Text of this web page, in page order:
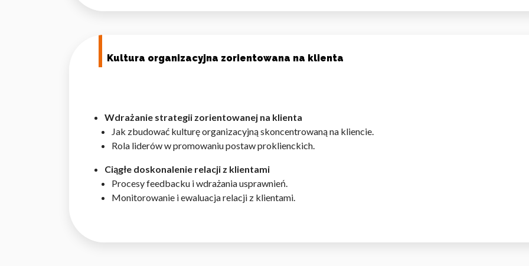
Kultura organizacyjna zorientowana na klienta
Wdrażanie strategii zorientowanej na klienta
Jak zbudować kulturę organizacyjną skoncentrowaną na kliencie.
Rola liderów w promowaniu postaw proklienckich.
Ciągłe doskonalenie relacji z klientami
Procesy feedbacku i wdrażania usprawnień.
Monitorowanie i ewaluacja relacji z klientami.